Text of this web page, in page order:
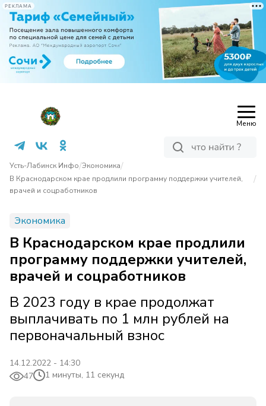
РЕКЛАМА
Меню
Усть-Лабинск Инфо/Экономика/
В Краснодарском крае продлили программу поддержки учителей,
врачей и соцработников
/
Экономика
В Краснодарском крае продлили
программу поддержки учителей,
врачей и соцработников
В 2023 году в крае продолжат
выплачивать по 1 млн рублей на
первоначальный взнос
14.12.2022 - 14:30
47
1 минуты, 11 секунд